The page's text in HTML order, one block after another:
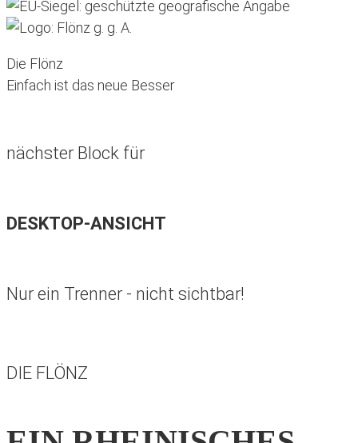
Die Flönz
Einfach ist das neue Besser
nächster Block für
DESKTOP-ANSICHT
Nur ein Trenner - nicht sichtbar!
DIE FLÖNZ